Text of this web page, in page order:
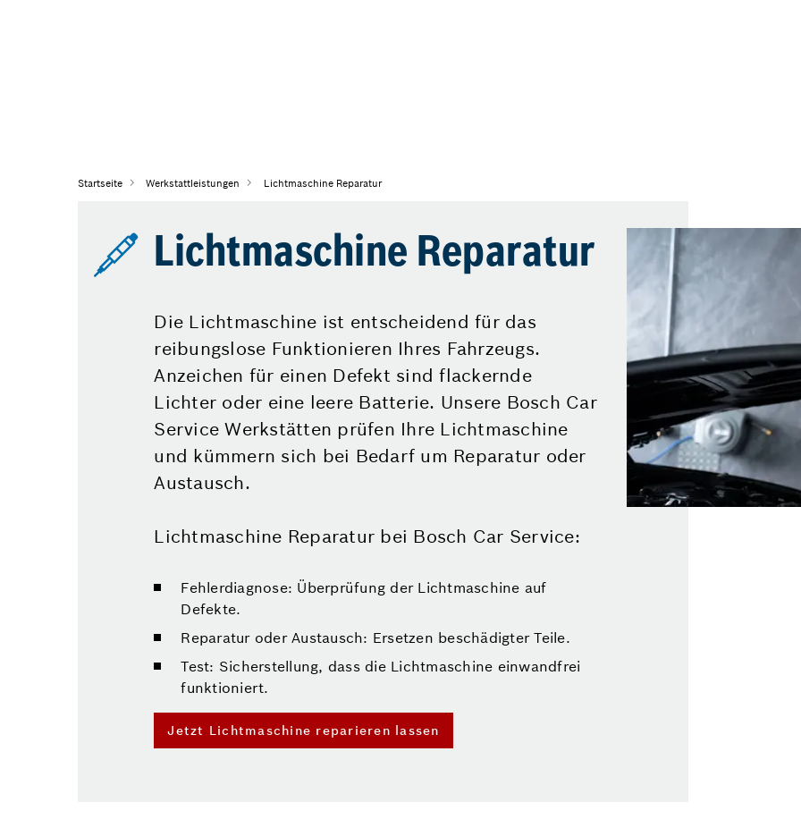
Startseite Werkstattleistungen Lichtmaschine Reparatur
Lichtmaschine Reparatur
Die Lichtmaschine ist entscheidend für das
reibungslose Funktionieren Ihres Fahrzeugs.
Anzeichen für einen Defekt sind flackernde
Lichter oder eine leere Batterie. Unsere Bosch Car
Service Werkstätten prüfen Ihre Lichtmaschine
und kümmern sich bei Bedarf um Reparatur oder
Austausch.
Lichtmaschine Reparatur bei Bosch Car Service:
Fehlerdiagnose: Überprüfung der Lichtmaschine auf
Defekte.
Reparatur oder Austausch: Ersetzen beschädigter Teile.
Test: Sicherstellung, dass die Lichtmaschine einwandfrei
funktioniert.
Jetzt Lichtmaschine reparieren lassen